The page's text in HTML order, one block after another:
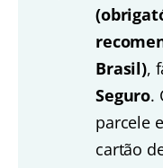
Brasil),
Seguro.
parcele
cartão